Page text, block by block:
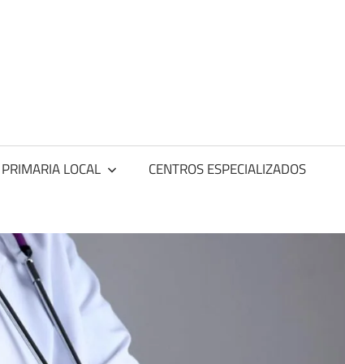
LOCAL CENTROS ESPECIALIZADOS